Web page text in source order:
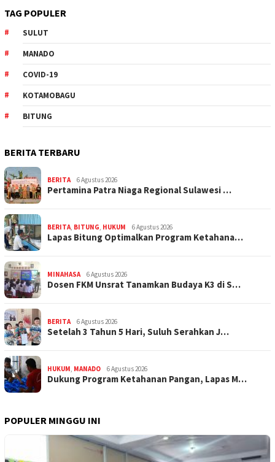
TAG POPULER
SULUT
MANADO
COVID-19
KOTAMOBAGU
BITUNG
BERITA TERBARU
BERITA 6 Agustus 2026
Pertamina Patra Niaga Regional Sulawesi …
BERITA BITUNG HUKUM 6 Agustus 2026
Lapas Bitung Optimalkan Program Ketahana…
MINAHASA 6 Agustus 2026
Dosen FKM Unsrat Tanamkan Budaya K3 di S…
BERITA 6 Agustus 2026
Setelah 3 Tahun 5 Hari, Suluh Serahkan J…
HUKUM MANADO 6 Agustus 2026
Dukung Program Ketahanan Pangan, Lapas M…
POPULER MINGGU INI